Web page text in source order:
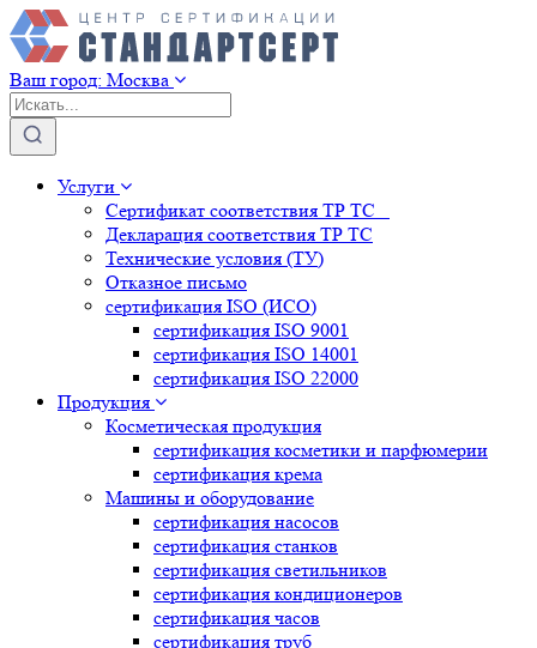
Ваш город: Москва
Услуги
Сертификат соответствия ТР ТС
Декларация соответствия ТР ТС
Технические условия (ТУ)
Отказное письмо
сертификация ISO (ИСО)
сертификация ISO 9001
сертификация ISO 14001
сертификация ISO 22000
Продукция
Косметическая продукция
сертификация косметики и парфюмерии
сертификация крема
Машины и оборудование
сертификация насосов
сертификация станков
сертификация светильников
сертификация кондиционеров
сертификация часов
сертификация труб